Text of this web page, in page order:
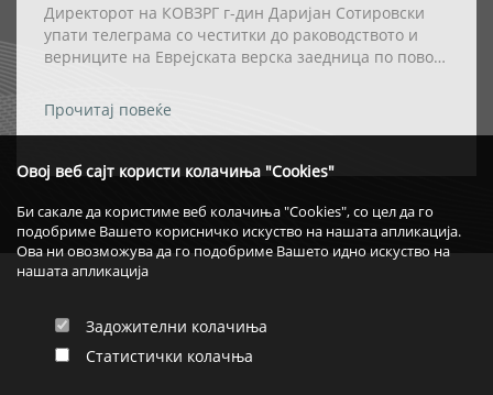
Овој веб сајт користи колачиња "Cookies"
Би сакале да користиме веб колачиња "Cookies", со цел да го
подобриме Вашето корисничко искуство на нашата апликација.
Ова ни овозможува да го подобриме Вашето идно искуство на
нашата апликација
Задожителни колачиња
Статистички колачња
Директорот на КОВЗРГ г-дин Даријан Сотировски
упати телеграма со честитки до раководството и
верниците на Еврејската верска заедница по повод
Прочитај повеќе